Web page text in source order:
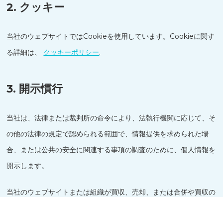
2. クッキー
当社のウェブサイトではCookieを使用しています。Cookieに関す
る詳細は、 クッキーポリシー.
3. 開示慣行
当社は、法律または裁判所の命令により、法執行機関に応じて、そ
の他の法律の規定で認められる範囲で、情報提供を求められた場
合、または公共の安全に関連する事項の調査のために、個人情報を
開示します。
当社のウェブサイトまたは組織が買収、売却、または合併や買収の